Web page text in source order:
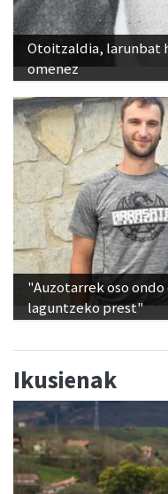
Otoitzaldia, larunbat
omenez
"Auzotarrek oso
laguntzeko prest"
Ikusienak